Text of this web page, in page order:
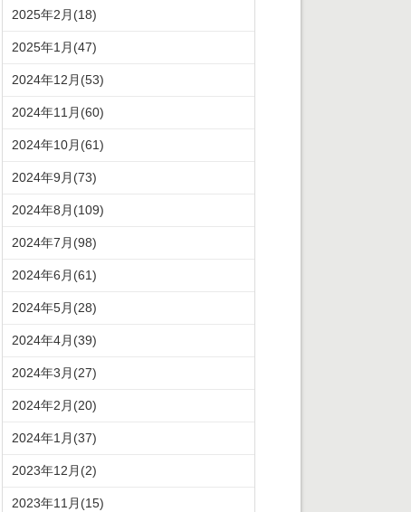
2025年2月(18)
2025年1月(47)
2024年12月(53)
2024年11月(60)
2024年10月(61)
2024年9月(73)
2024年8月(109)
2024年7月(98)
2024年6月(61)
2024年5月(28)
2024年4月(39)
2024年3月(27)
2024年2月(20)
2024年1月(37)
2023年12月(2)
2023年11月(15)